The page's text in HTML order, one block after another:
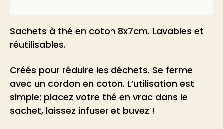
Sachets à thé en coton 8x7cm. Lavables et
réutilisables.
Créés pour réduire les déchets. Se ferme
avec un cordon en coton. L’utilisation est
simple: placez votre thé en vrac dans le
sachet, laissez infuser et buvez !